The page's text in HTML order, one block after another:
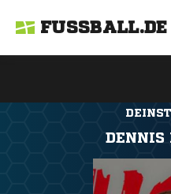
FUSSBALL.DE
DENNIS